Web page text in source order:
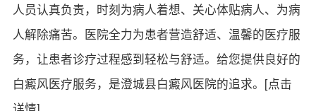
人员认真负责，时刻为病人着想、关心体贴病人、为病
人解除痛苦。医院全力为患者营造舒适、温馨的医疗服
务，让患者诊疗过程感到轻松与舒适。给您提供良好的
白癜风医疗服务，是澄城县白癜风医院的追求。 [点击